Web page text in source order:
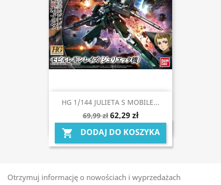
HG 1/144 JULIETA S MOBILE...
69,99 zł 62,29 zł
 DODAJ DO KOSZYKA
Otrzymuj informację o nowościach i wyprzedażach